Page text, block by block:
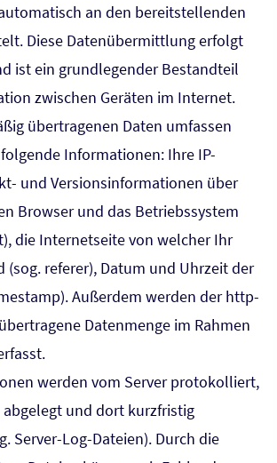
an den bereitstellenden
Diese Datenübermittlung erfolgt
ist ein grundlegender Bestandteil
zwischen Geräten im Internet.
übertragenen Daten umfassen
Informationen: Ihre IP-
und Versionsinformationen über
Browser und das Betriebssystem
die Internetseite von welcher Ihr
(sog. referer), Datum und Uhrzeit der
Außerdem werden der http-
Datenmenge im Rahmen
werden vom Server protokolliert,
abgelegt und dort kurzfristig
Server-Log-Dateien). Durch die